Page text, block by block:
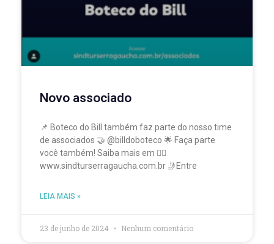
Novo associado
📌 Boteco do Bill também faz parte do nosso time
de associados 🤝 @billdoboteco 🌟 Faça parte
você também! Saiba mais em 👉🏻
www.sindturserragaucha.com.br 🤳Entre
LEIA MAIS »
23 de junho de 2024 Nenhum comentário